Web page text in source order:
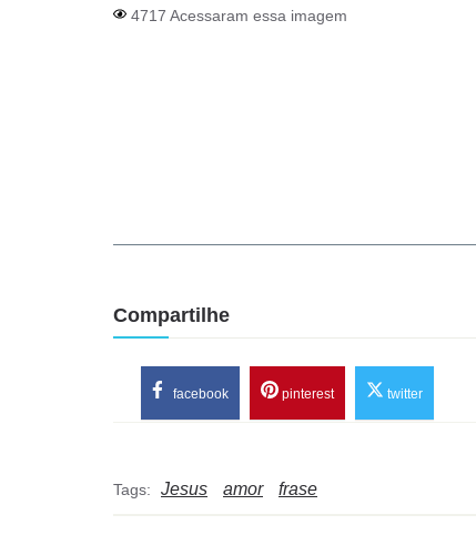
4717 Acessaram essa imagem
Compartilhe
facebook pinterest twitter
Tags: Jesus amor frase